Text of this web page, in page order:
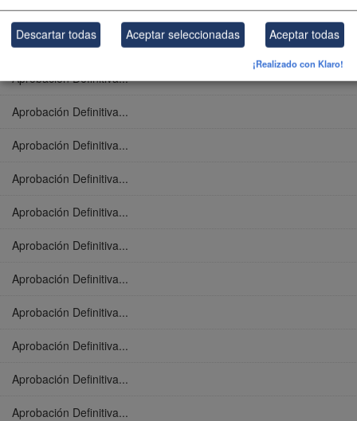
Aprobación Definitiva...
Aprobación Definitiva...
Aprobación Definitiva...
Aprobación Definitiva...
Aprobación Definitiva...
Aprobación Definitiva...
Aprobación Definitiva...
Aprobación Definitiva...
Aprobación Definitiva...
Aprobación Definitiva...
Aprobación Definitiva...
Aprobación Definitiva...
Aprobación Definitiva...
Descartar todas Aceptar seleccionadas Aceptar todas
¡Realizado con Klaro!